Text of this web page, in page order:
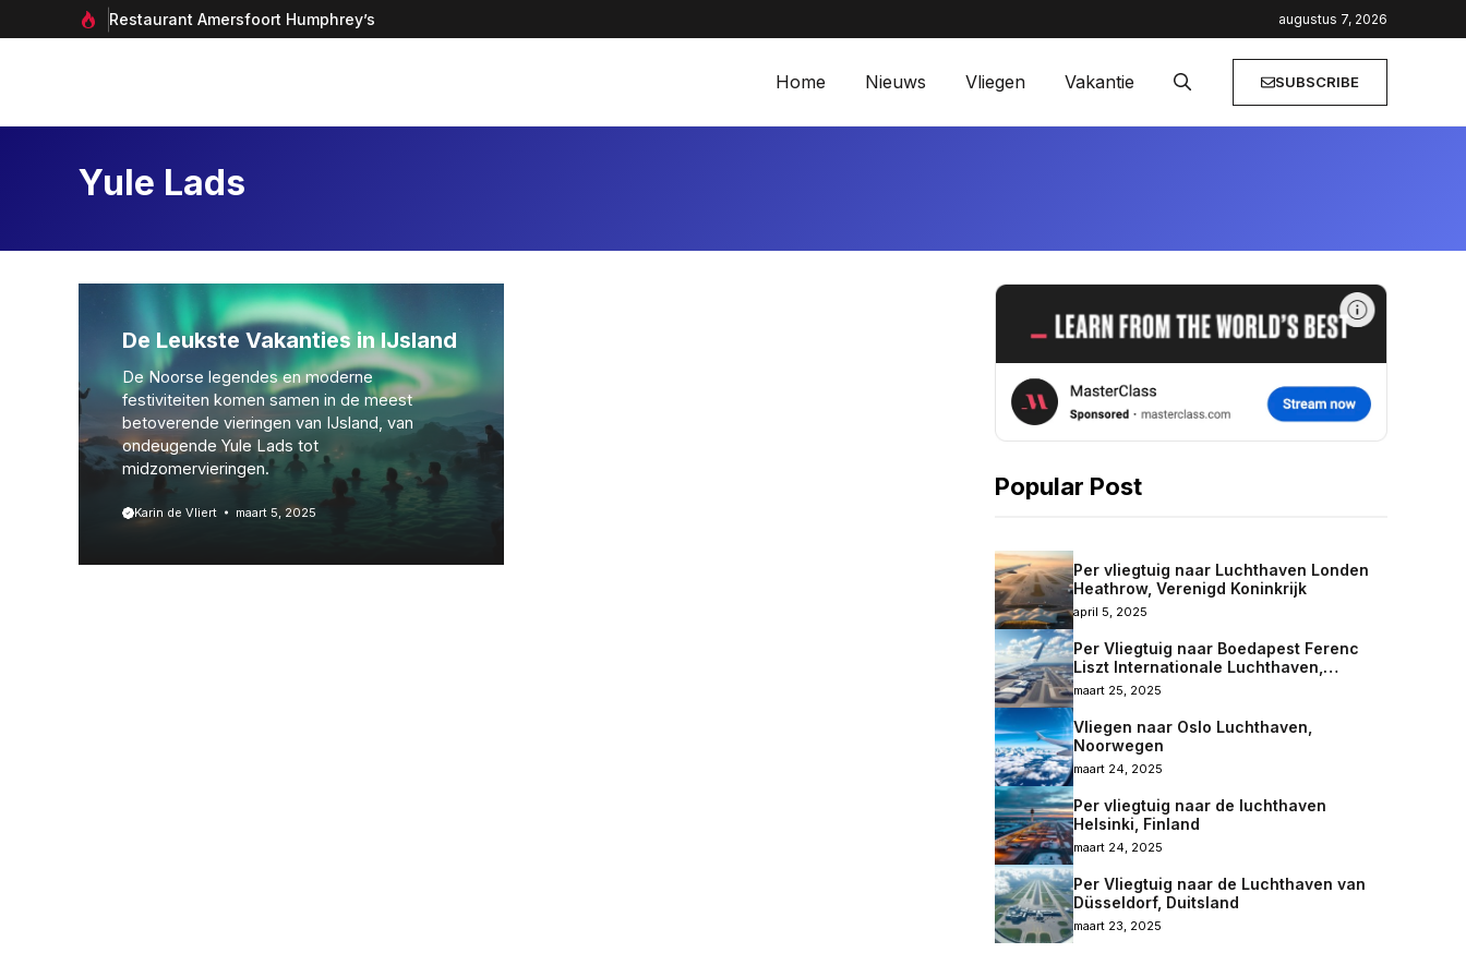
naar
Restaurant Amersfoort Humphrey’s augustus 7, 2026
Home Nieuws Vliegen Vakantie SUBSCRIBE
Yule Lads
De Leukste Vakanties in IJsland
De Noorse legendes en moderne
festiviteiten komen samen in de meest
betoverende vieringen van IJsland, van
ondeugende Yule Lads tot
midzomervieringen.
Karin de Vliert maart 5, 2025
Popular Post
Per vliegtuig naar Luchthaven Londen
Heathrow, Verenigd Koninkrijk
april 5, 2025
Per Vliegtuig naar Boedapest Ferenc
Liszt Internationale Luchthaven,
Hongarije
maart 25, 2025
Vliegen naar Oslo Luchthaven,
Noorwegen
maart 24, 2025
Per vliegtuig naar de luchthaven
Helsinki, Finland
maart 24, 2025
Per Vliegtuig naar de Luchthaven van
Düsseldorf, Duitsland
maart 23, 2025